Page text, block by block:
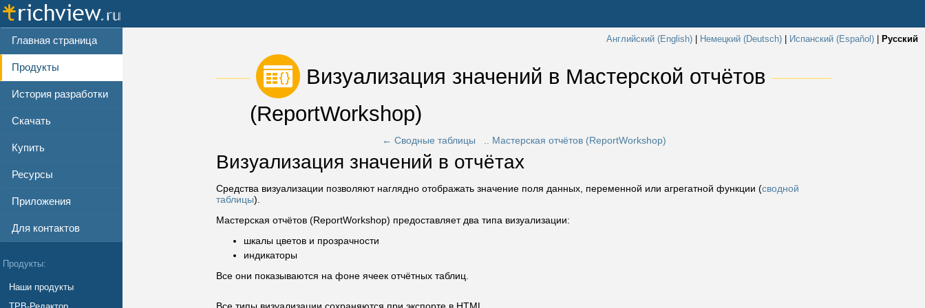
Главная страница
Продукты
История разработки
Скачать
Купить
Ресурсы
Приложения
Для контактов
Продукты:
Наши продукты
Английский (English) Немецкий (Deutsch) Испанский (Español) Русский
Визуализация значений в Мастерской отчётов
(ReportWorkshop)
← Сводные таблицы .. Мастерская отчётов (ReportWorkshop)
Визуализация значений в отчётах
Средства визуализации позволяют наглядно отображать значение поля данных, переменной или агрегатной функции (сводной
таблицы).
Мастерская отчётов (ReportWorkshop) предоставляет два типа визуализации:
шкалы цветов и прозрачности
индикаторы
Все они показываются на фоне ячеек отчётных таблиц.
Все типы визуализации сохраняются при экспорте в HTML.